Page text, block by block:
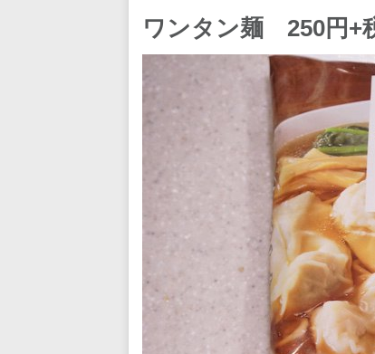
ワンタン麺 250円+